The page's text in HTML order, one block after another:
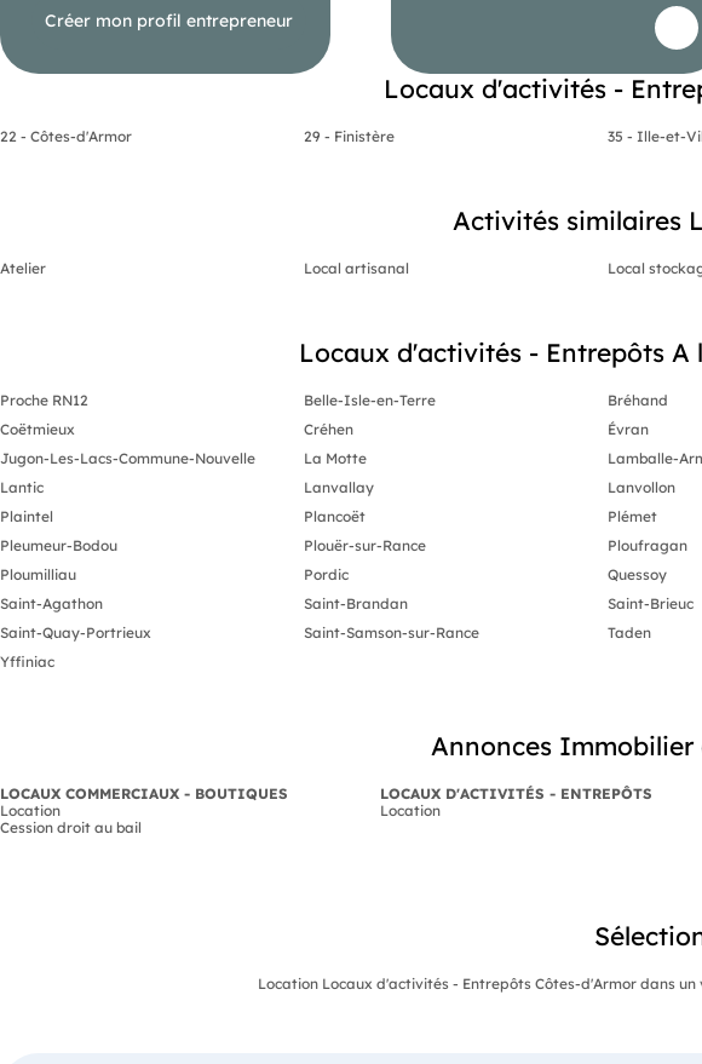
Créer mon profil entrepreneur
Locaux d'activités -
22 - Côtes-d'Armor 29 - Finistère 35 - Ille-et-
Activités similaires
Atelier Local artisanal Local
Locaux d'activités - Entrepôts A
Proche RN12 Belle-Isle-en-Terre Bréhand
Coëtmieux
Créhen Évran
Jugon-Les-Lacs-Commune-Nouvelle
La Motte Lamballe-
Lantic
Lanvallay Lanvollon
Plaintel
Plancoët Plémet
Pleumeur-Bodou
Plouër-sur-Rance Ploufragan
Ploumilliau
Pordic Quessoy
Saint-Agathon
Saint-Brandan Saint-Brieuc
Saint-Quay-Portrieux
Saint-Samson-sur-Rance Taden
Yffiniac
Annonces
LOCAUX COMMERCIAUX - BOUTIQUES
Location
Cession droit au bail
LOCAUX D'ACTIVITÉS - ENTREPÔTS
Location
Location Locaux d'activités - Entrepôts Côtes-d'Armor dans un